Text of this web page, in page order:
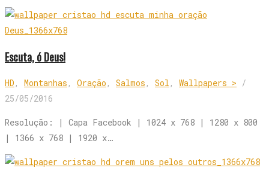
Escuta, ó Deus!
HD , Montanhas , Oração , Salmos , Sol , Wallpapers > /
25/05/2016
Resolução: | Capa Facebook | 1024 x 768 | 1280 x 800
| 1366 x 768 | 1920 x…